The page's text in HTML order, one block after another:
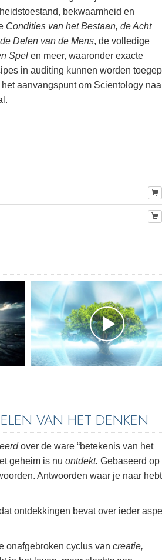
bekwaamheid en
Condities van het Bestaan, de Acht
Delen van de Mens, de volledige
Spel en meer, waaronder exacte
in auditing kunnen worden
aanvangspunt om Scientology
VAN HET DENKEN
over de ware “betekenis van het
geheim is nu ontdekt. Gebaseerd op
Antwoorden waar je naar hebt
ontdekkingen bevat over ieder
onafgebroken cyclus van creatie,